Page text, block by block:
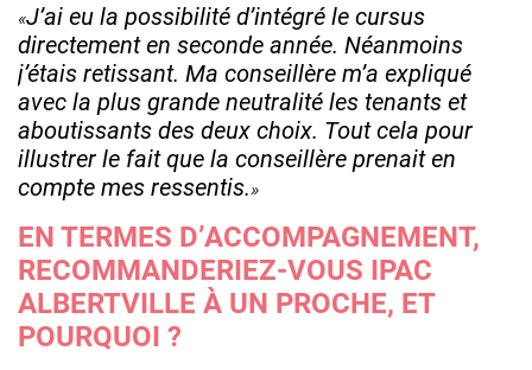
J’ai eu la possibilité d’intégré le cursus
directement en seconde année. Néanmoins
j’étais retissant. Ma conseillère m’a expliqué
avec la plus grande neutralité les tenants et
aboutissants des deux choix. Tout cela pour
illustrer le fait que la conseillère prenait en
compte mes ressentis.
EN TERMES D’ACCOMPAGNEMENT,
RECOMMANDERIEZ-VOUS IPAC
ALBERTVILLE À UN PROCHE, ET
POURQUOI ?